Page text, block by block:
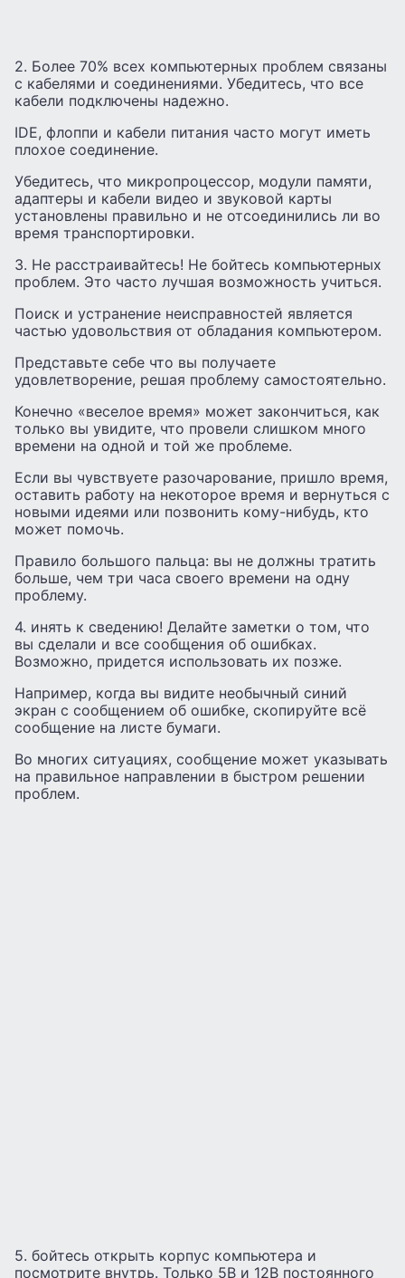
2. Более 70% всех компьютерных проблем связаны
с кабелями и соединениями. Убедитесь, что все
кабели подключены надежно.
IDE, флоппи и кабели питания часто могут иметь
плохое соединение.
Убедитесь, что микропроцессор, модули памяти,
адаптеры и кабели видео и звуковой карты
установлены правильно и не отсоединились ли во
время транспортировки.
3. Не расстраивайтесь! Не бойтесь компьютерных
проблем. Это часто лучшая возможность учиться.
Поиск и устранение неисправностей является
частью удовольствия от обладания компьютером.
Представьте себе что вы получаете
удовлетворение, решая проблему самостоятельно.
Конечно «веселое время» может закончиться, как
только вы увидите, что провели слишком много
времени на одной и той же проблеме.
Если вы чувствуете разочарование, пришло время,
оставить работу на некоторое время и вернуться с
новыми идеями или позвонить кому-нибудь, кто
может помочь.
Правило большого пальца: вы не должны тратить
больше, чем три часа своего времени на одну
проблему.
4. инять к сведению! Делайте заметки о том, что
вы сделали и все сообщения об ошибках.
Возможно, придется использовать их позже.
Например, когда вы видите необычный синий
экран с сообщением об ошибке, скопируйте всё
сообщение на листе бумаги.
Во многих ситуациях, сообщение может указывать
на правильное направлении в быстром решении
проблем.
5. бойтесь открыть корпус компьютера и
посмотрите внутрь. Только 5В и 12В постоянного